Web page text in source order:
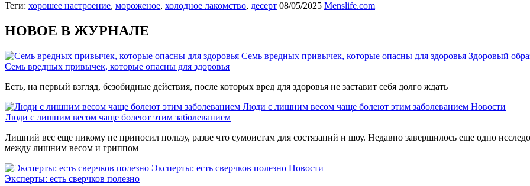
Теги: хорошее настроение, мороженое, холодное лакомство, десерт 08/05/2025 Menslife.com
НОВОЕ В ЖУРНАЛЕ
Семь вредных привычек, которые опасны для здоровья Здоровый
Семь вредных привычек, которые опасны для здоровья
Есть, на первый взгляд, безобидные действия, после которых вред для здоровья не заставит себя долго ждать
Люди с лишним весом чаще болеют этим заболеванием Новости
Люди с лишним весом чаще болеют этим заболеванием
Лишний вес еще никому не приносил пользу, разве что сумоистам для состязаний и шоу. Недавно завершилось еще одно
между лишним весом и гриппом
Эксперты: есть сверчков полезно Новости
Эксперты: есть сверчков полезно